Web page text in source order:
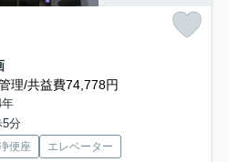
理/共益費74,778円
5分
便座
エレベーター